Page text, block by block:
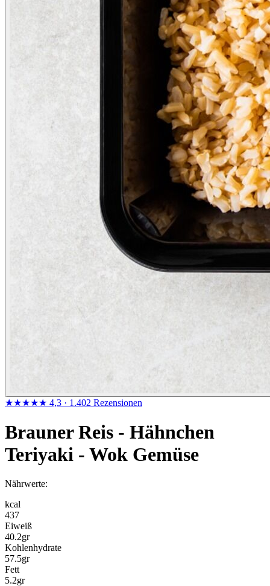
★★★★★ 4,3 · 1.402 Rezensionen
Brauner Reis - Hähnchen
Teriyaki - Wok Gemüse
Nährwerte:
kcal
437
Eiweiß
40.2gr
Kohlenhydrate
57.5gr
Fett
5.2gr